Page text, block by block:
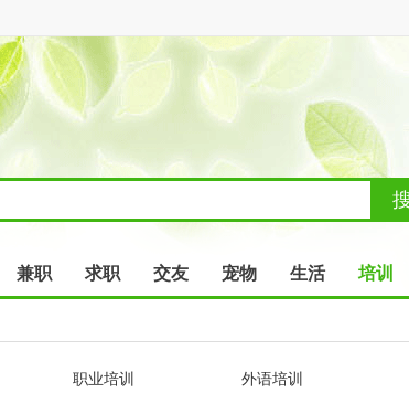
兼职 求职 交友 宠物 生活 培训
职业培训 外语培训